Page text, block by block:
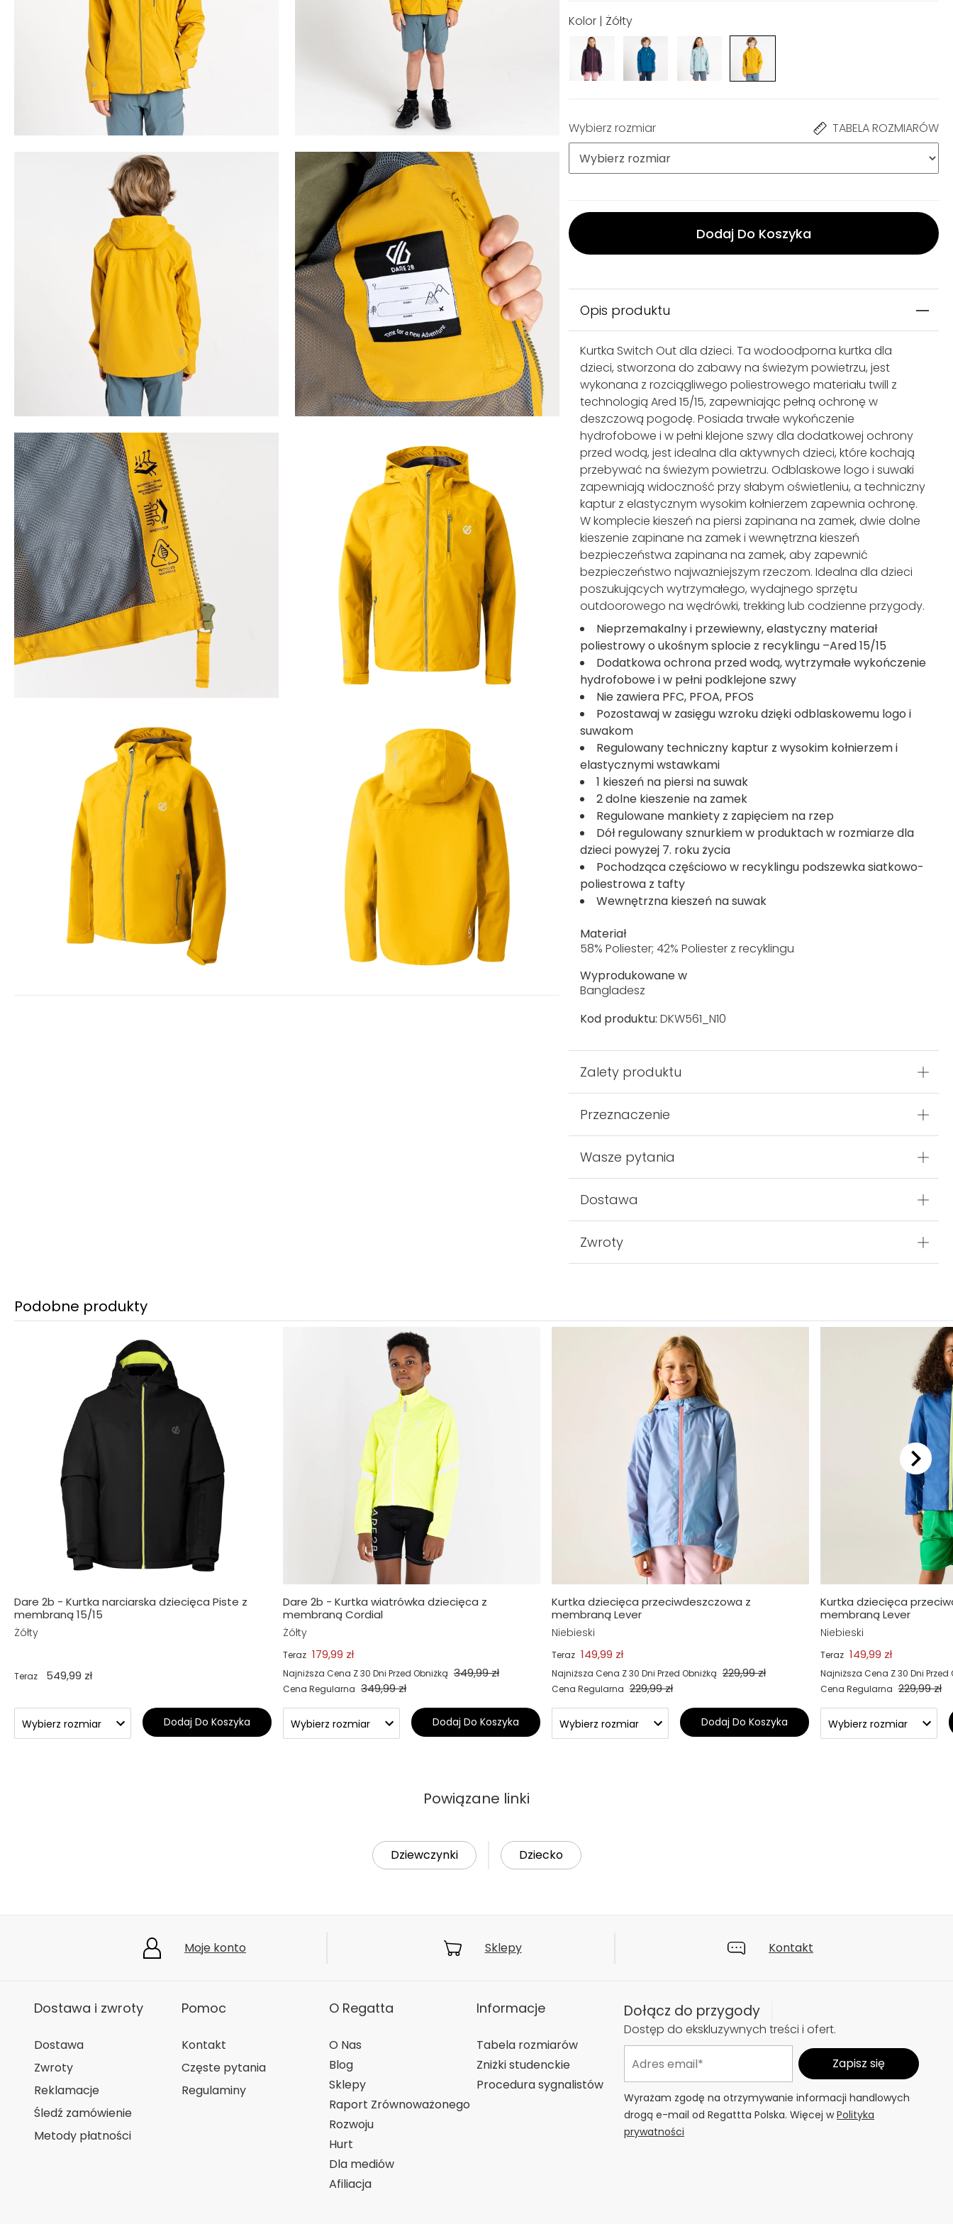
Kolor | Żółty
Wybierz rozmiar TABELA ROZMIARÓW
Dodaj Do Koszyka
Opis produktu
Kurtka Switch Out dla dzieci. Ta wodoodporna kurtka dla
dzieci, stworzona do zabawy na świeżym powietrzu, jest
wykonana z rozciągliwego poliestrowego materiału twill z
technologią Ared 15/15, zapewniając pełną ochronę w
deszczową pogodę. Posiada trwałe wykończenie
hydrofobowe i w pełni klejone szwy dla dodatkowej ochrony
przed wodą, jest idealna dla aktywnych dzieci, które kochają
przebywać na świeżym powietrzu. Odblaskowe logo i suwaki
zapewniają widoczność przy słabym oświetleniu, a techniczny
kaptur z elastycznym wysokim kołnierzem zapewnia ochronę.
W komplecie kieszeń na piersi zapinana na zamek, dwie dolne
kieszenie zapinane na zamek i wewnętrzna kieszeń
bezpieczeństwa zapinana na zamek, aby zapewnić
bezpieczeństwo najważniejszym rzeczom. Idealna dla dzieci
poszukujących wytrzymałego, wydajnego sprzętu
outdoorowego na wędrówki, trekking lub codzienne przygody.
Nieprzemakalny i przewiewny, elastyczny materiał
poliestrowy o ukośnym splocie z recyklingu –Ared 15/15
Dodatkowa ochrona przed wodą, wytrzymałe wykończenie
hydrofobowe i w pełni podklejone szwy
Nie zawiera PFC, PFOA, PFOS
Pozostawaj w zasięgu wzroku dzięki odblaskowemu logo i
suwakom
Regulowany techniczny kaptur z wysokim kołnierzem i
elastycznymi wstawkami
1 kieszeń na piersi na suwak
2 dolne kieszenie na zamek
Regulowane mankiety z zapięciem na rzep
Dół regulowany sznurkiem w produktach w rozmiarze dla
dzieci powyżej 7. roku życia
Pochodząca częściowo w recyklingu podszewka siatkowo-
poliestrowa z tafty
Wewnętrzna kieszeń na suwak
Materiał
58% Poliester; 42% Poliester z recyklingu
Wyprodukowane w
Bangladesz
Kod produktu: DKW561_N10
Zalety produktu
Przeznaczenie
Wasze pytania
Dostawa
Zwroty
Podobne produkty
Dare 2b - Kurtka narciarska dziecięca Piste z
membraną 15/15
Żółty
Teraz 549,99 zł
Dodaj Do Koszyka
Dare 2b - Kurtka wiatrówka dziecięca z
membraną Cordial
Żółty
Teraz 179,99 zł
Najniższa Cena Z 30 Dni Przed Obniżką 349,99 zł
Cena Regularna 349,99 zł
Dodaj Do Koszyka
Kurtka dziecięca przeciwdeszczowa z
membraną Lever
Niebieski
Teraz 149,99 zł
Najniższa Cena Z 30 Dni Przed Obniżką 229,99 zł
Cena Regularna 229,99 zł
Dodaj Do Koszyka
Kurtka dziecięca
membraną Lever
Niebieski
Teraz 149,99 zł
Najniższa Cena Z 30 Dni Przed
Cena Regularna 229,99 zł
Powiązane linki
Dziewczynki Dziecko
Moje konto Sklepy Kontakt
Dostawa i zwroty
Dostawa
Zwroty
Reklamacje
Śledź zamówienie
Metody płatności
Pomoc
Kontakt
Częste pytania
Regulaminy
O Regatta
O Nas
Blog
Sklepy
Raport Zrównoważonego
Rozwoju
Hurt
Dla mediów
Afiliacja
Informacje
Tabela rozmiarów
Zniżki studenckie
Procedura sygnalistów
Dołącz do przygody
Dostęp do ekskluzywnych treści i ofert.
Wyrażam zgodę na otrzymywanie informacji handlowych
drogą e-mail od Regattta Polska. Więcej wPolityka
prywatności